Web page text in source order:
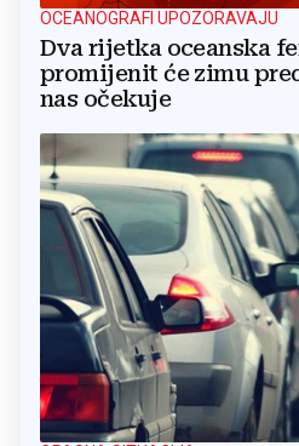
OCEANOGRAFI UPOZORAVAJU
Dva rijetka oceanska
promijenit će zimu
nas očekuje